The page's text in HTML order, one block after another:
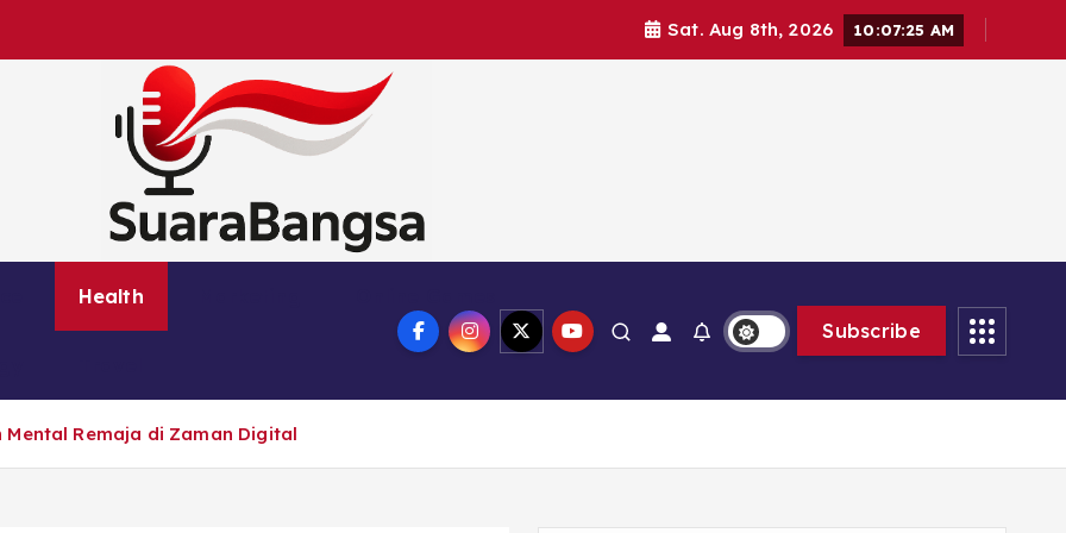
Sat. Aug 8th, 2026 10:07:26 AM
Suara Bangsa Paling inovatif dan juga terbaik dalam memberikan solusi
Health
Subscribe
Remaja di Zaman Digital